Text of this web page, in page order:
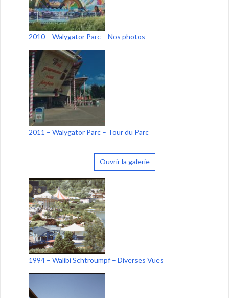
2010 – Walygator Parc – Nos photos
2011 – Walygator Parc – Tour du Parc
Ouvrir la galerie
1994 – Walibi Schtroumpf – Diverses Vues